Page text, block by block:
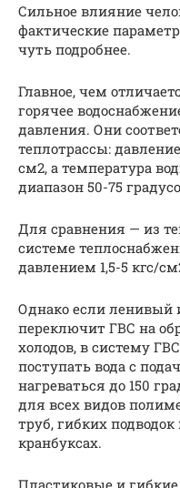
Сильное влияние
фактические
чуть подробнее.
Главное, чем
горячее
давления. Они
теплотрассы:
см2, а температура
диапазон 50-75
Для сравнения — из
системе
давлением 1,5-5 кгс/
Однако если ленивый
переключит ГВС на
холодов, в систему
поступать вода с
нагреваться до 150
для всех видов
труб, гибких
кранбуксах.
Пластиковые и